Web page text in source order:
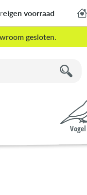
eigen voorraad
gesloten.
Vogel